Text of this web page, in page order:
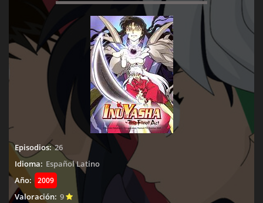
Episodios: 26
Idioma: Español Latino
Año: 2009
Valoración: 9